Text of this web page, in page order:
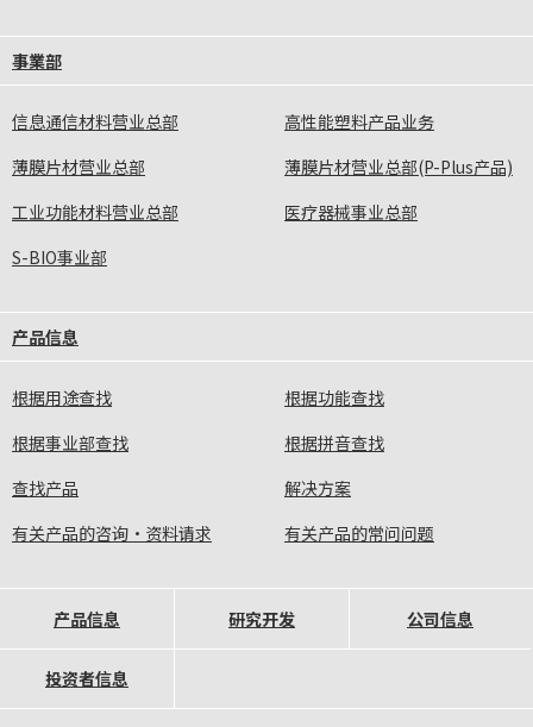
事業部
信息通信材料营业总部
高性能塑料产品业务
薄膜片材营业总部
薄膜片材营业总部(P-Plus产品)
工业功能材料营业总部
医疗器械事业总部
S-BIO事业部
产品信息
根据用途查找
根据功能查找
根据事业部查找
根据拼音查找
查找产品
解决方案
有关产品的咨询·资料请求
有关产品的常问问题
产品信息 研究开发 公司信息
投资者信息